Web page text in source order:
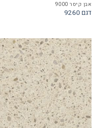
אבן קיסר 9000
דגם 9260